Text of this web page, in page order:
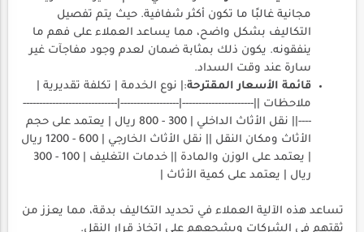
مجانية غالبًا ما تكون أكثر شفافية. حيث يتم تفصيل
التكاليف بشكل واضح، مما يساعد العملاء على فهم ما
ينفقونه. يكون ذلك بمثابة ضمان لعدم وجود مفاجآت غير
سارة عند وقت السداد.
قائمة الأسعار المقترحة:| نوع الخدمة | تكلفة تقديرية |
ملاحظات ||----------------------|------------------|-----------------------------
----|| نقل الأثاث الداخلي | 300 - 800 ريال | يعتمد على حجم
الأثاث ومكان النقل || نقل الأثاث الخارجي | 600 - 1200 ريال
| يعتمد على الوزن والمادة || خدمات التغليف | 100 - 300
ريال | يعتمد على كمية الأثاث |
تساعد هذه الآلية العملاء في تحديد التكاليف بدقة، مما يعزز من
ثقتهم في الشركات ويشجعهم على اتخاذ قرار النقل.